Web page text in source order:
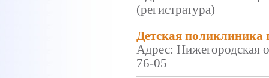
(регистратура)
Детская
Адрес: Нижегородская
76-05